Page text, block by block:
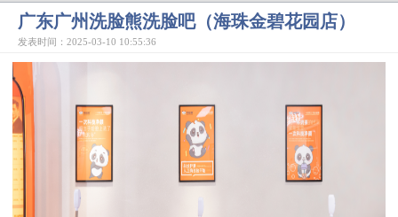
广东广州洗脸熊洗脸吧（海珠金碧花园店）
发表时间：2025-03-10 10:55:36